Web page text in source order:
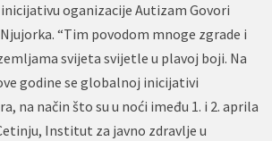
oganizacije Autizam Govori
“Tim povodom mnoge zgrade i
svijeta svijetle u plavoj boji. Na
godine se globalnoj inicijativi
na način što su u noći imeđu 1. i 2. aprila
Institut za javno zdravlje u